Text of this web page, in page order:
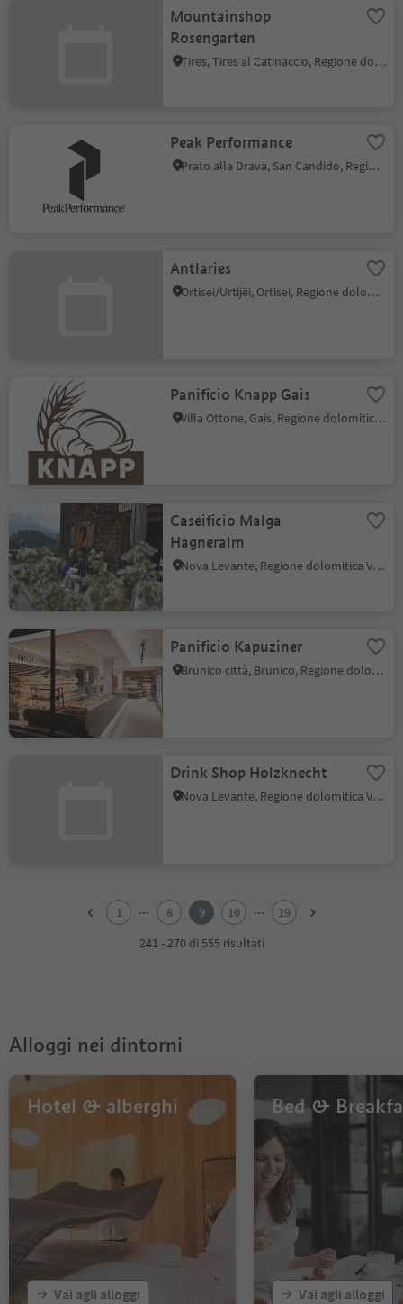
Mountainshop
Rosengarten
Tires, Tires al Catinaccio, Regione dolomitica Alpe di Siusi
Peak Performance
Prato alla Drava, San Candido, Regione dolomitica 3 Cime
Antlaries
Ortisei/Urtijëi, Ortisei, Regione dolomitica Val Gardena
Panificio Knapp Gais
Villa Ottone, Gais, Regione dolomitica Plan de Corones
Caseificio Malga
Hagneralm
Nova Levante, Regione dolomitica Val d'Ega
Panificio Kapuziner
Brunico città, Brunico, Regione dolomitica Plan de Corones
Drink Shop Holzknecht
Nova Levante, Regione dolomitica Val d'Ega
10
12
15
17
1 ... 8 9 10 ...
19
241 - 270 di 555 risultati
Alloggi nei dintorni
Hotel & alberghi
Vai agli alloggi
Bed &
Vai agli alloggi